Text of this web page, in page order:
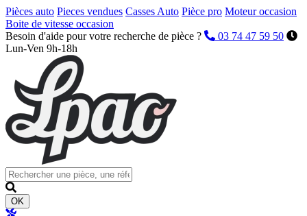
Pièces auto Pieces vendues Casses Auto Pièce pro Moteur occasion
Boite de vitesse occasion
Besoin d'aide pour votre recherche de pièce ?
03 74 47 59 50
Lun-Ven 9h-18h
OK